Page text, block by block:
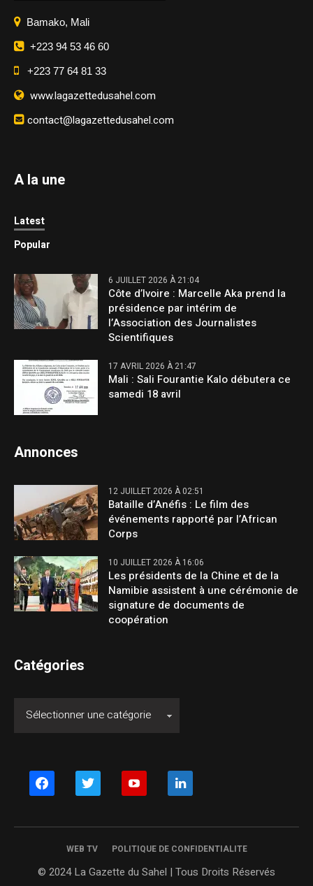
Bamako, Mali
+223 94 53 46 60
+223 77 64 81 33
www.lagazettedusahel.com
contact@lagazettedusahel.com
A la une
Latest
Popular
6 JUILLET 2026 À 21:04
Côte d’Ivoire : Marcelle Aka prend la
présidence par intérim de
l’Association des Journalistes
Scientifiques
17 AVRIL 2026 À 21:47
Mali : Sali Fourantie Kalo débutera ce
samedi 18 avril
Annonces
12 JUILLET 2026 À 02:51
Bataille d’Anéfis : Le film des
événements rapporté par l’African
Corps
10 JUILLET 2026 À 16:06
Les présidents de la Chine et de la
Namibie assistent à une cérémonie de
signature de documents de
coopération
Catégories
facebook twitter youtube linkedin
WEB TV POLITIQUE DE CONFIDENTIALITE
© 2024 La Gazette du Sahel | Tous Droits Réservés